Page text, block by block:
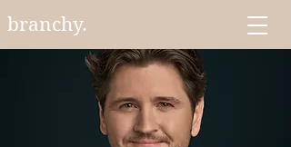
branchy.